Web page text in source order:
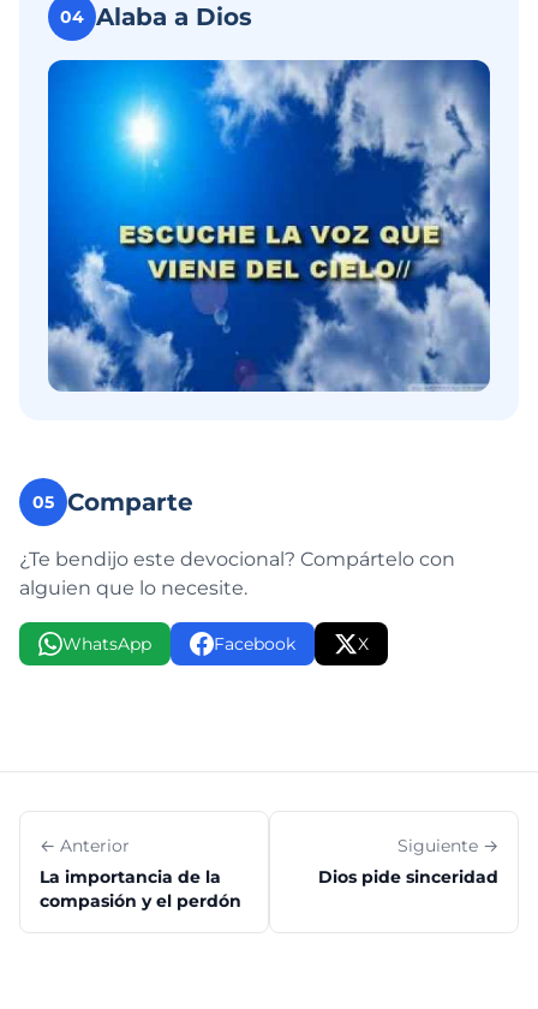
04 Alaba a Dios
05 Comparte
¿Te bendijo este devocional? Compártelo con
alguien que lo necesite.
WhatsApp Facebook X
← Anterior
La importancia de la
compasión y el perdón
Siguiente →
Dios pide sinceridad